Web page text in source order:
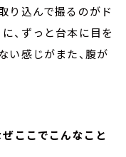
り込んで撮るのがド
、ずっと台本に目を
い感じがまた、腹が
ここでこんなこと